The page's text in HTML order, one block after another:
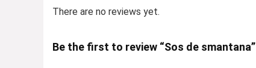
There are no reviews yet.
Be the first to review “Sos de smantana”